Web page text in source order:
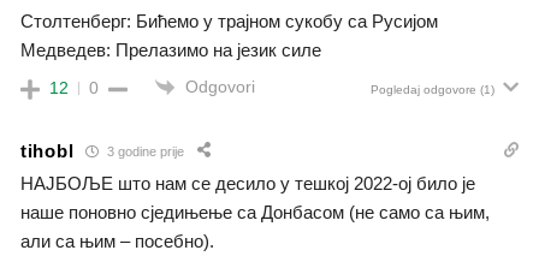
Столтенберг: Бићемо у трајном сукобу са Русијом
Медведев: Прелазимо на језик силе
12 0 Odgovori Pogledaj odgovore (1)
tihobl 3 godine prije
НАЈБОЉЕ што нам се десило у тешкој 2022-ој било је
наше поновно сједињење са Донбасом (не само са њим,
али са њим – посебно).